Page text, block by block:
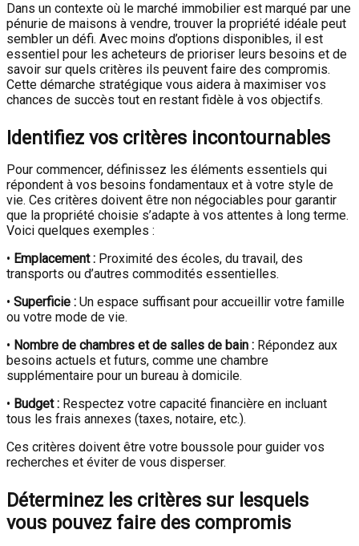
Dans un contexte où le marché immobilier est marqué par une
pénurie de maisons à vendre, trouver la propriété idéale peut
sembler un défi. Avec moins d’options disponibles, il est
essentiel pour les acheteurs de prioriser leurs besoins et de
savoir sur quels critères ils peuvent faire des compromis.
Cette démarche stratégique vous aidera à maximiser vos
chances de succès tout en restant fidèle à vos objectifs.
Identifiez vos critères incontournables
Pour commencer, définissez les éléments essentiels qui
répondent à vos besoins fondamentaux et à votre style de
vie. Ces critères doivent être non négociables pour garantir
que la propriété choisie s’adapte à vos attentes à long terme.
Voici quelques exemples :
• Emplacement : Proximité des écoles, du travail, des
transports ou d’autres commodités essentielles.
• Superficie : Un espace suffisant pour accueillir votre famille
ou votre mode de vie.
• Nombre de chambres et de salles de bain : Répondez aux
besoins actuels et futurs, comme une chambre
supplémentaire pour un bureau à domicile.
• Budget : Respectez votre capacité financière en incluant
tous les frais annexes (taxes, notaire, etc.).
Ces critères doivent être votre boussole pour guider vos
recherches et éviter de vous disperser.
Déterminez les critères sur lesquels
vous pouvez faire des compromis